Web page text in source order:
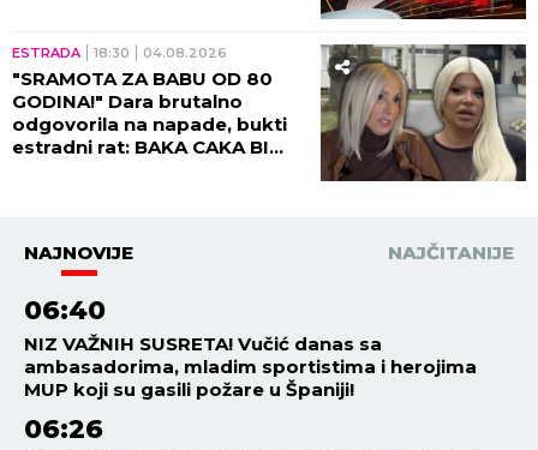
ESTRADA 18:30 04.08.2026
"SRAMOTA ZA BABU OD 80
GODINA!" Dara brutalno
odgovorila na napade, bukti
estradni rat: BAKA CAKA BI
NAJNOVIJE NAJČITANIJE
06:40
NIZ VAŽNIH SUSRETA! Vučić danas sa
ambasadorima, mladim sportistima i herojima
MUP koji su gasili požare u Španiji!
06:26